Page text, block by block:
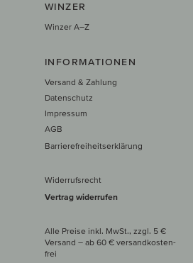
WINZER
Winzer A–Z
INFORMATIONEN
Versand & Zahlung
Datenschutz
Impressum
AGB
Barrierefreiheitserklärung
Widerrufsrecht
Vertrag widerrufen
Alle Preise inkl. MwSt., zzgl. 5 €
Versand – ab 60 € versand­kosten­
frei